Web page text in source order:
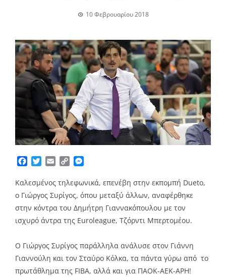
10 Φεβρουαρίου 2018
Facebook
TwitterEmailCopy
Καλεσμένος τηλεφωνικά, επενέβη στην εκπομπή Dueto,
ο Γιώργος Συρίγος, όπου μεταξύ άλλων, αναφέρθηκε
στην κόντρα του Δημήτρη Γιαννακόπουλου με τον
ισχυρό άντρα της Euroleague, Τζόρντι Μπερτομέου.
Ο Γιώργος Συρίγος παράλληλα ανάλυσε στον Γιάννη
Γιαννούλη και τον Σταύρο Κόλκα, τα πάντα γύρω από το
πρωτάθλημα της FIBA, αλλά και για ΠΑΟΚ-ΑΕΚ-ΑΡΗ!